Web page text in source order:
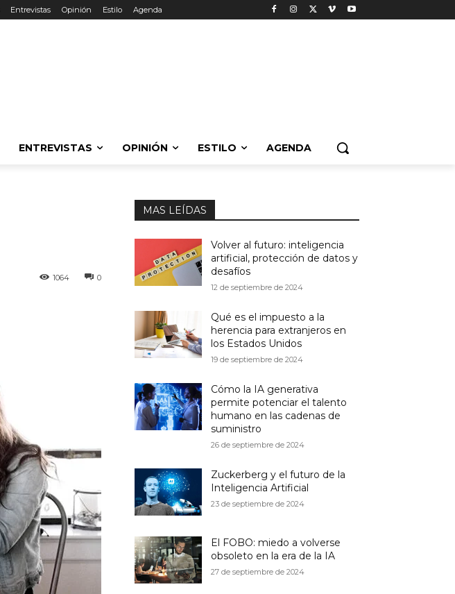
Entrevistas Opinión Estilo Agenda
ENTREVISTAS OPINIÓN ESTILO AGENDA
0
1064
MAS LEÍDAS
Volver al futuro: inteligencia
artificial, protección de datos y
desafíos
12 de septiembre de 2024
Qué es el impuesto a la
herencia para extranjeros en
los Estados Unidos
19 de septiembre de 2024
Cómo la IA generativa
permite potenciar el talento
humano en las cadenas de
suministro
26 de septiembre de 2024
Zuckerberg y el futuro de la
Inteligencia Artificial
23 de septiembre de 2024
El FOBO: miedo a volverse
obsoleto en la era de la IA
27 de septiembre de 2024